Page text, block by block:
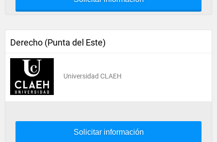
Derecho (Punta del Este)
Universidad CLAEH
Solicitar información